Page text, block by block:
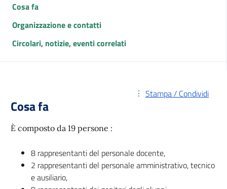
Cosa fa
Organizzazione e contatti
Circolari, notizie, eventi correlati
Stampa / Condividi
Cosa fa
È composto da 19 persone :
8 rappresentanti del personale docente,
2 rappresentanti del personale amministrativo, tecnico
e ausiliario,